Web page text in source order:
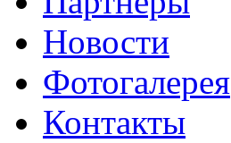
Новости
Фотогалерея
Контакты